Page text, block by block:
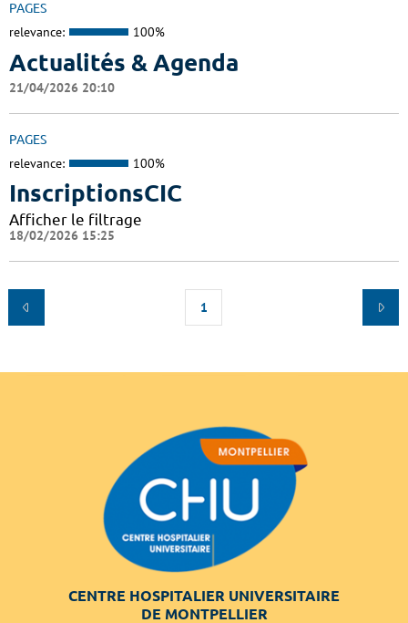
PAGES
relevance: 100%
Actualités & Agenda
21/04/2026 20:10
PAGES
relevance: 100%
InscriptionsCIC
Afficher le filtrage
18/02/2026 15:25
1
CENTRE HOSPITALIER UNIVERSITAIRE
DE MONTPELLIER